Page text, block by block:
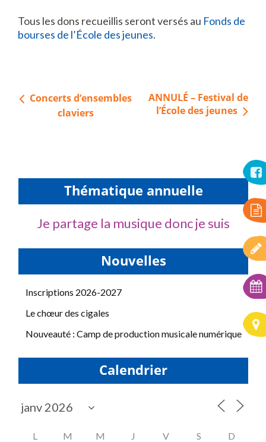
Tous les dons recueillis seront versés au Fonds de
bourses de l’École des jeunes.
Navigation
Concerts d’ensembles
claviers
ANNULÉ – Festival de
l’École des jeunes
Thématique annuelle
Je partage la musique donc je suis
Nouvelles
Inscriptions 2026-2027
Le chœur des cigales
Nouveauté : Camp de production musicale numérique
Calendrier
L M M J V S D